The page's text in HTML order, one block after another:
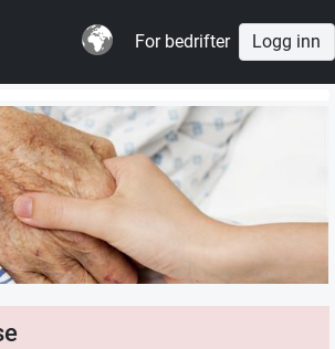
For bedrifter Logg inn